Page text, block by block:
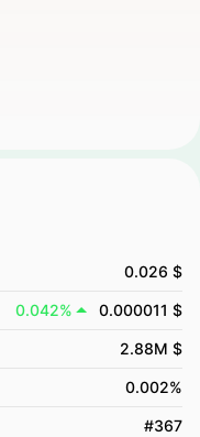
0.026 $
0.042% 0.000011 $
2.88M $
0.002%
#367